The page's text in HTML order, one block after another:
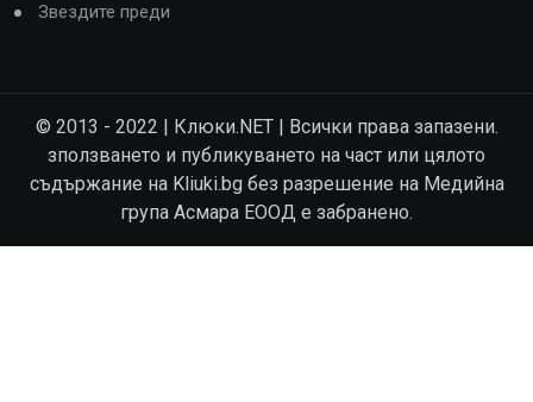
Звездите преди
© 2013 - 2022 | Клюки.NET | Всички права запазени.
зползването и публикуването на част или цялото
съдържание на Kliuki.bg без разрешение на Медийна
група Асмара ЕООД е забранено.